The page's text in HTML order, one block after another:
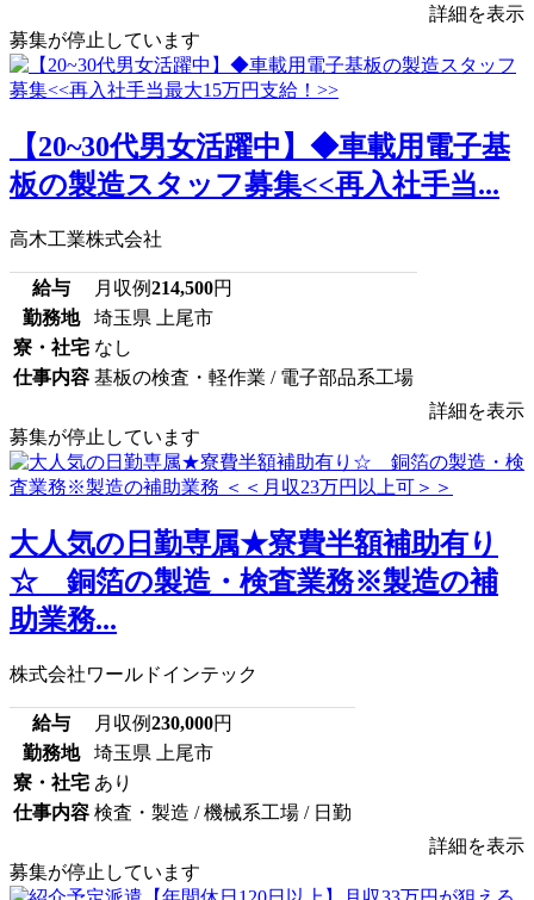
詳細を表示
募集が停止しています
【20~30代男女活躍中】◆車載用電子基
板の製造スタッフ募集<<再入社手当...
高木工業株式会社
給与 月収例214,500円
勤務地
埼玉県 上尾市
寮・社宅 なし
仕事内容 基板の検査・軽作業 / 電子部品系工場
詳細を表示
募集が停止しています
大人気の日勤専属★寮費半額補助有り
☆ 銅箔の製造・検査業務※製造の補
助業務...
株式会社ワールドインテック
給与 月収例230,000円
勤務地
埼玉県 上尾市
寮・社宅 あり
仕事内容 検査・製造 / 機械系工場 / 日勤
詳細を表示
募集が停止しています